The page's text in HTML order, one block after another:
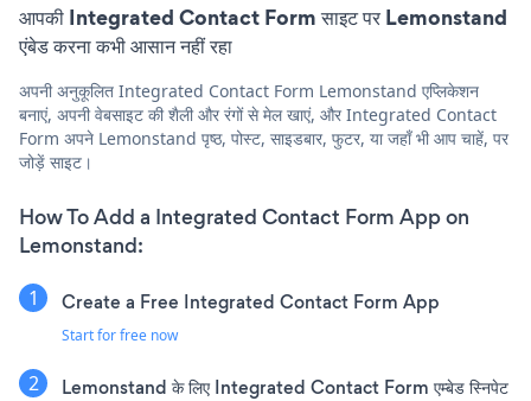
आपकी Integrated Contact Form साइट पर Lemonstand
एंबेड करना कभी आसान नहीं रहा
अपनी अनुकूलित Integrated Contact Form Lemonstand एप्लिकेशन
बनाएं, अपनी वेबसाइट की शैली और रंगों से मेल खाएं, और Integrated Contact
Form अपने Lemonstand पृष्ठ, पोस्ट, साइडबार, फुटर, या जहाँ भी आप चाहें, पर
जोड़ें साइट।
How To Add a Integrated Contact Form App on
Lemonstand:
Create a Free Integrated Contact Form App
Start for free now
Lemonstand के लिए Integrated Contact Form एम्बेड स्निपेट